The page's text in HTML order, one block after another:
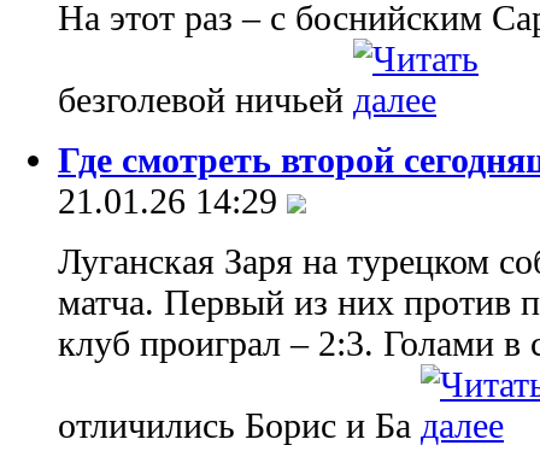
На этот раз – с боснийским
безголевой ничьей
Где смотреть второй
21.01.26 14:29
Луганская Заря на турецком
матча. Первый из них против
клуб проиграл – 2:3. Голами в
отличились Борис и Ба